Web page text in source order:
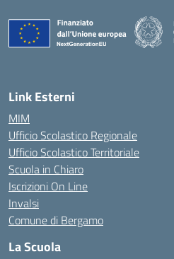
Link Esterni
MIM
Ufficio Scolastico Regionale
Ufficio Scolastico Territoriale
Scuola in Chiaro
Iscrizioni On Line
Invalsi
Comune di Bergamo
La Scuola